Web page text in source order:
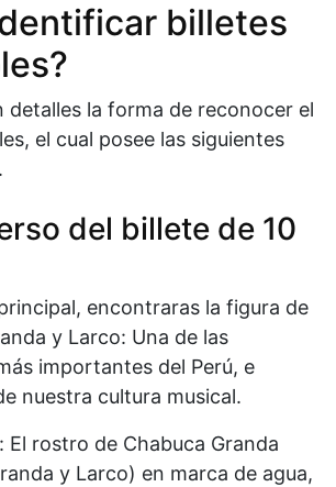
billetes
detalles la forma de reconocer el
el cual posee las siguientes
del billete de 10
encontraras la figura de
y Larco: Una de las
importantes del Perú, e
nuestra cultura musical.
El rostro de Chabuca Granda
y Larco) en marca de agua,